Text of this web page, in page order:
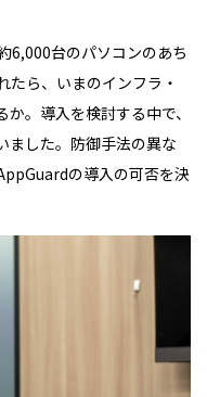
6,000台のパソコンのあち
たら、いまのインフラ・
。導入を検討する中で、
ました。防御手法の異な
の導入の可否を決